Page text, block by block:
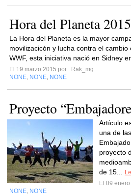
Hora del Planeta 2015
La Hora del Planeta es la mayor
movilizacicón y lucha contra el
WWF, esta iniciativa nació en Sidney
El 19 marzo 2015 por
Rak_mg
NONE NONE NONE
Proyecto
Artículo
una de
proyecto
de 15...
El 09
NONE NONE